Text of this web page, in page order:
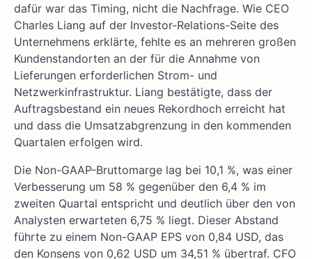
dafür war das Timing, nicht die Nachfrage. Wie CEO
Charles Liang auf der Investor-Relations-Seite des
Unternehmens erklärte, fehlte es an mehreren großen
Kundenstandorten an der für die Annahme von
Lieferungen erforderlichen Strom- und
Netzwerkinfrastruktur. Liang bestätigte, dass der
Auftragsbestand ein neues Rekordhoch erreicht hat
und dass die Umsatzabgrenzung in den kommenden
Quartalen erfolgen wird.
Die Non-GAAP-Bruttomarge lag bei 10,1 %, was einer
Verbesserung um 58 % gegenüber den 6,4 % im
zweiten Quartal entspricht und deutlich über den von
Analysten erwarteten 6,75 % liegt. Dieser Abstand
führte zu einem Non-GAAP EPS von 0,84 USD, das
den Konsens von 0,62 USD um 34,51 % übertraf. CFO